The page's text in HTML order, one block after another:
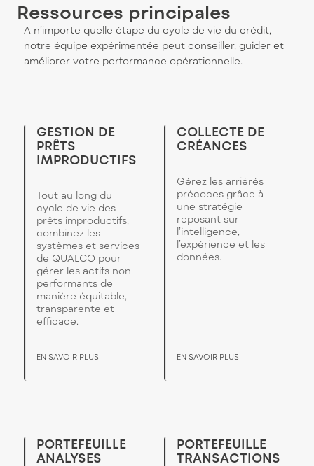
Ressources principales
A n’importe quelle étape du cycle de vie du crédit,
notre équipe expérimentée peut conseiller, guider et
améliorer votre performance opérationnelle.
GESTION DE
PRÊTS
IMPRODUCTIFS
Tout au long du
cycle de vie des
prêts improductifs,
combinez les
systèmes et services
de QUALCO pour
gérer les actifs non
performants de
manière équitable,
transparente et
efficace.
EN SAVOIR PLUS
COLLECTE DE
CRÉANCES
Gérez les arriérés
précoces grâce à
une stratégie
reposant sur
l’intelligence,
l’expérience et les
données.
EN SAVOIR PLUS
PORTEFEUILLE
ANALYSES
PORTEFEUILLE
TRANSACTIONS